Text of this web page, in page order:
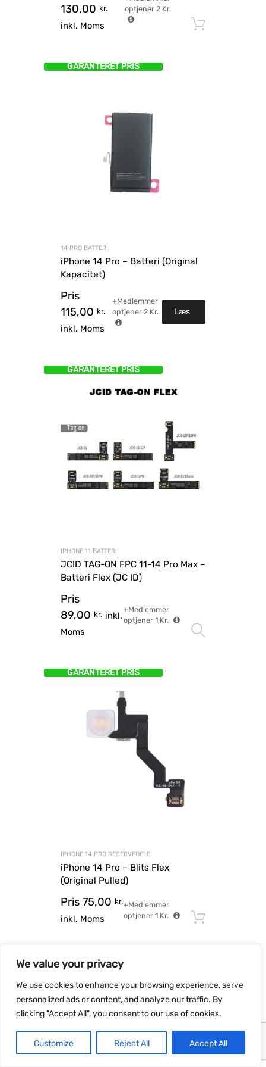
We value your privacy
We use cookies to enhance your browsing experience, serve
personalized ads or content, and analyze our traffic. By
clicking "Accept All", you consent to our use of cookies.
Customize Reject All Accept All
130,00 kr.
inkl. Moms
optjener2 Kr.
GARANTERET PRIS
14 PRO BATTERI
iPhone 14 Pro – Batteri (Original
Kapacitet)
Pris
115,00 kr.
inkl. Moms
+Medlemmer
optjener2 Kr. Læs
GARANTERET PRIS
IPHONE 11 BATTERI
JCID TAG-ON FPC 11-14 Pro Max –
Batteri Flex (JC ID)
Pris
89,00 kr. inkl.
Moms
+Medlemmer
optjener1 Kr.
GARANTERET PRIS
IPHONE 14 PRO RESERVEDELE
iPhone 14 Pro – Blits Flex
(Original Pulled)
Pris 75,00 kr.
inkl. Moms
+Medlemmer
optjener 1Kr.
GARANTERET PRIS